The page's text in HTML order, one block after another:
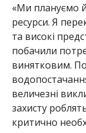
«Ми плануємо й
ресурси. Я
та високі
побачили
винятковим.
величезні
захисту
критично